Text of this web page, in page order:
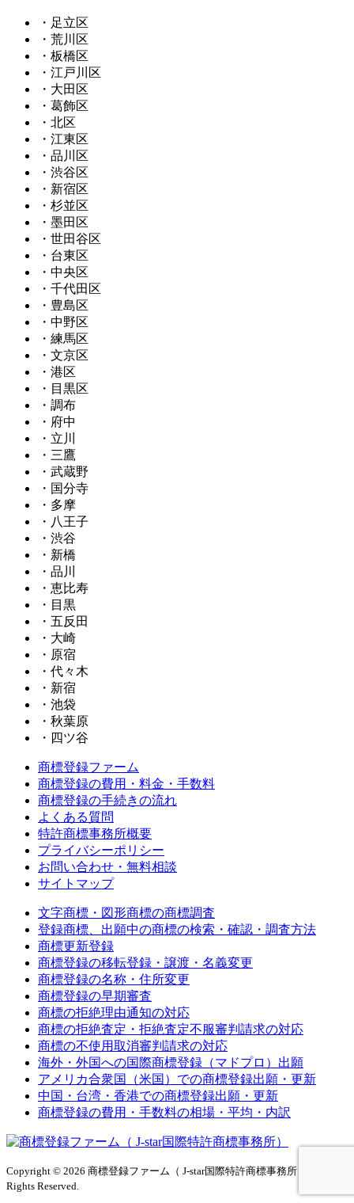
・足立区
・荒川区
・板橋区
・江戸川区
・大田区
・葛飾区
・北区
・江東区
・品川区
・渋谷区
・新宿区
・杉並区
・墨田区
・世田谷区
・台東区
・中央区
・千代田区
・豊島区
・中野区
・練馬区
・文京区
・港区
・目黒区
・調布
・府中
・立川
・三鷹
・武蔵野
・国分寺
・多摩
・八王子
・渋谷
・新橋
・品川
・恵比寿
・目黒
・五反田
・大崎
・原宿
・代々木
・新宿
・池袋
・秋葉原
・四ツ谷
商標登録ファーム
商標登録の費用・料金・手数料
商標登録の手続きの流れ
よくある質問
特許商標事務所概要
プライバシーポリシー
お問い合わせ・無料相談
サイトマップ
文字商標・図形商標の商標調査
登録商標、出願中の商標の検索・確認・調査方法
商標更新登録
商標登録の移転登録・譲渡・名義変更
商標登録の名称・住所変更
商標登録の早期審査
商標の拒絶理由通知の対応
商標の拒絶査定・拒絶査定不服審判請求の対応
商標の不使用取消審判請求の対応
海外・外国への国際商標登録（マドプロ）出願
アメリカ合衆国（米国）での商標登録出願・更新
中国・台湾・香港での商標登録出願・更新
商標登録の費用・手数料の相場・平均・内訳
Copyright © 2026 商標登録ファーム（ J-star国際特許商標事務所）All
Rights Reserved.